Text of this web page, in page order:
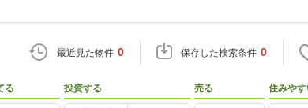
最近見た物件 0 保存した検索条件 0
る 投資する 売る 住みや